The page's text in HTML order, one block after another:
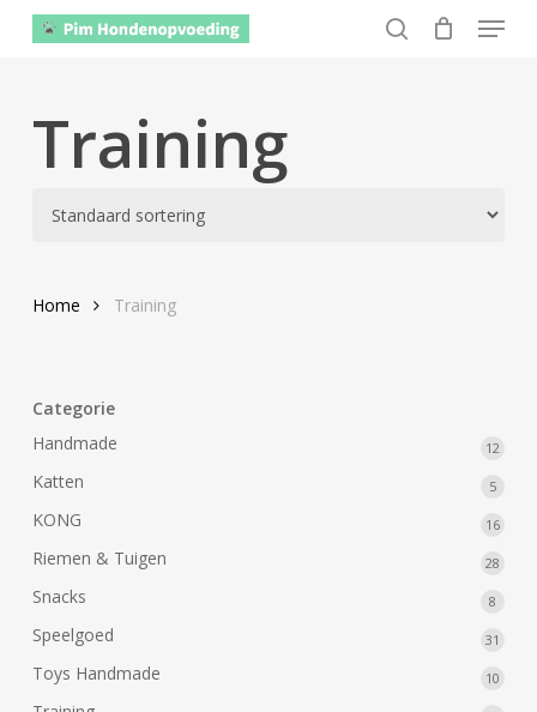
Menu
Training
Home Training
Categorie
Handmade
12
Katten 55
KONG 1616
Riemen & Tuigen 28
Snacks 8
Speelgoed 31
Toys Handmade 10